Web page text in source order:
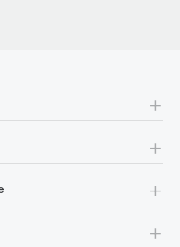
+
+
+
+